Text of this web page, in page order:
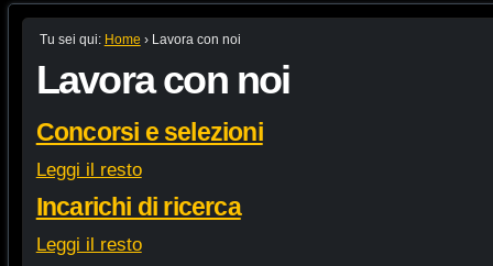
Tu sei qui: Home › Lavora con noi
Lavora con noi
Concorsi e selezioni
Leggi il resto
Incarichi di ricerca
Leggi il resto